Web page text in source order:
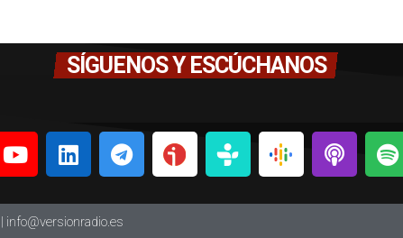
SÍGUENOS Y ESCÚCHANOS
info@versionradio.es